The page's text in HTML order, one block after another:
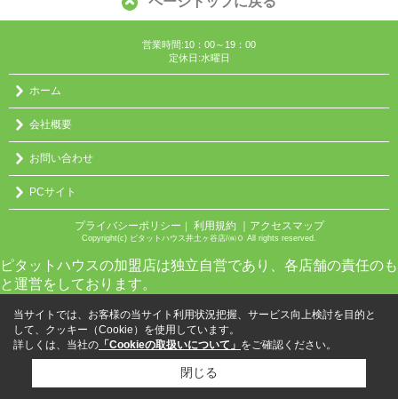
営業時間:10：00～19：00
定休日:水曜日
ホーム
会社概要
お問い合わせ
PCサイト
プライバシーポリシー ｜ 利用規約 ｜アクセスマップ
Copyright(c) ピタットハウス井土ヶ谷店/㈱０ All rights reserved.
ピタットハウスの加盟店は独立自営であり、各店舗の責任のも
と運営をしております。
当サイトでは、お客様の当サイト利用状況把握、サービス向上検討を目的と
して、クッキー（Cookie）を使用しています。
詳しくは、当社の 「Cookieの取扱いについて」 をご確認ください。
閉じる